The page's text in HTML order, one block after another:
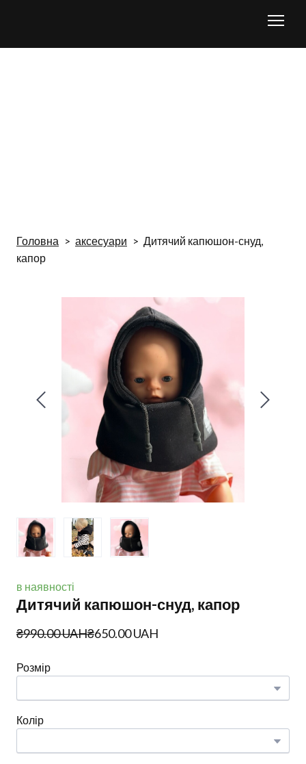
Головна аксесуари
Дитячий капюшон-снуд,
капор
в наявності
Дитячий капюшон-снуд, капор
₴990.00 UAH₴650.00 UAH
Розмір
Колір